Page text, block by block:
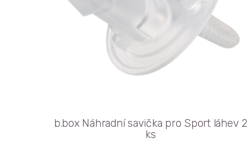
b.box Náhradní savička pro Sport láhev 2
ks